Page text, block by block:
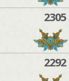
2305
2292